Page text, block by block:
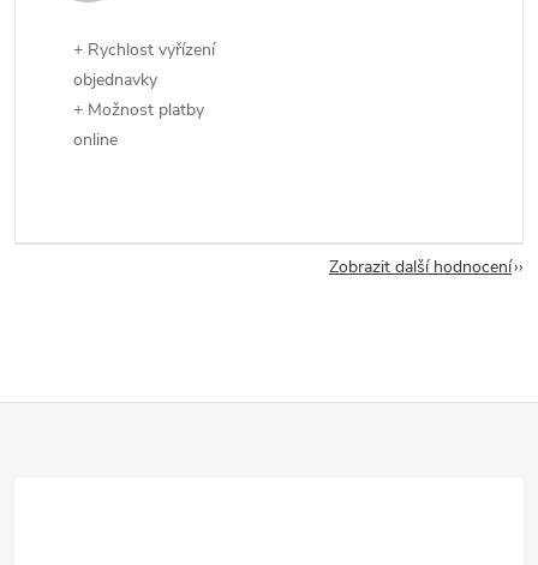
+ Rychlost vyřízení
objednavky
+ Možnost platby
online
Zobrazit další hodnocení